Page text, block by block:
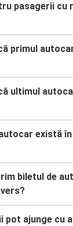
pasagerii cu
primul
ultimul
există
biletul de
pot ajunge cu